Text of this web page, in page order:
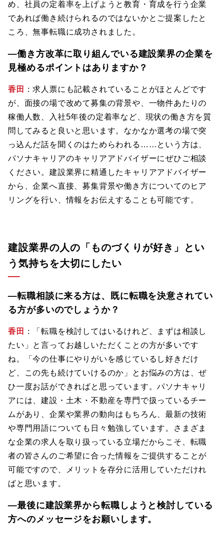
め、社員の定着率を上げようと教育・育成を行う企業
であれば働き続けられるのではないかとご提案したと
ころ、無事転職に成功されました。
―働き方改革に取り組んでいる建設業界の企業を
見極めるポイントはありますか？
香田
：求人票にも記載されていることがほとんどです
が、面接の場で改めて募集の背景や、一物件あたりの
稼働人数、入社5年後の定着率など、現状の働き方を質
問してみると良いと思います。なかなか選考の場で突
っ込んだ話を聞くのはためらわれる……という方は、
パソナキャリアのキャリアアドバイザーにぜひご相談
ください。建設業界に精通したキャリアアドバイザー
から、企業へ直接、募集背景や働き方についてのヒア
リングを行い、情報をお伝えすることも可能です。
建設業界の人の「ものづくりが好き」とい
う気持ちを大切にしたい
―転職相談に来る方は、既に転職を決意されてい
る方が多いのでしょうか？
香田
：「転職を検討してはいるけれど、まずは相談し
たい」と言ってお越しいただくことの方が多いです
ね。「今の仕事にやりがいを感じているし好きだけ
ど、この先も続けていけるのか」とお悩みの方は、ぜ
ひ一度お話ができればと思っています。パソナキャリ
アには、建設・土木・不動産を専門で扱っているチー
ムがあり、企業や業界の動向はもちろん、最新の技術
や専門用語についても日々勉強しています。さまざま
な企業の求人を取り扱っている立場だからこそ、転職
者の皆さんのご希望に合った情報をご提供することが
可能ですので、メリットを存分に活用していただけれ
ばと思います。
―最後に建設業界から転職しようと検討している
方へのメッセージをお願いします。